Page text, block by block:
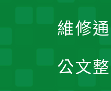
維修
公文